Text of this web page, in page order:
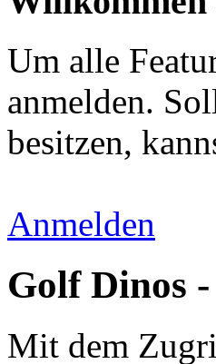
Um alle
anmelden.
besitzen,
Anmelden
Golf Dinos
Mit dem